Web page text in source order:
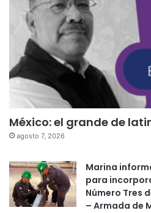
México: el grande de
agosto 7, 2026
Marina
para
Número Tres
– Armada de